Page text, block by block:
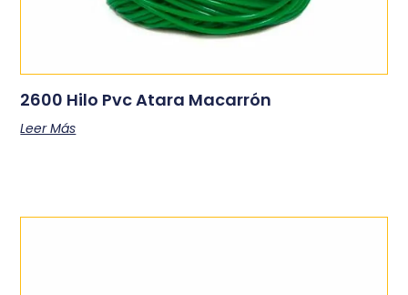
2600 Hilo Pvc Atara Macarrón
Leer Más